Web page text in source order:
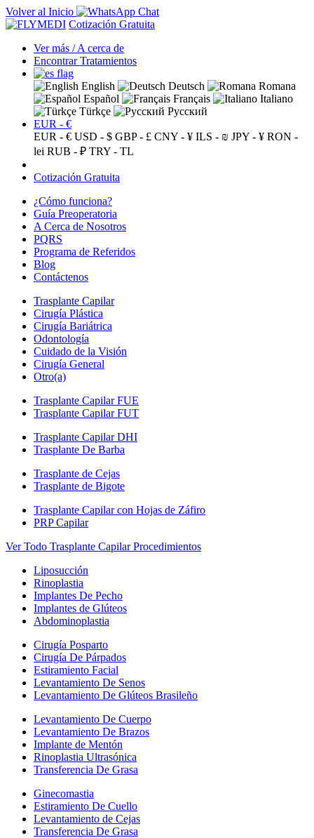
Volver al Inicio
Cotización Gratuita
Ver más / A cerca de
Encontrar Tratamientos
English Deutsch
Romana
Español
Français
Italiano
Türkçe
Русский
EUR - €
EUR - € USD - $ GBP - £ CNY - ¥ ILS - ₪ JPY - ¥ RON -
lei RUB - ₽ TRY - TL
Cotización Gratuita
¿Cómo funciona?
Guía Preoperatoria
A Cerca de Nosotros
PQRS
Programa de Referidos
Blog
Contáctenos
Trasplante Capilar
Cirugía Plástica
Cirugía Bariátrica
Odontología
Cuidado de la Visión
Cirugía General
Otro(a)
Trasplante Capilar FUE
Trasplante Capilar FUT
Trasplante Capilar DHI
Trasplante De Barba
Trasplante de Cejas
Trasplante de Bigote
Trasplante Capilar con Hojas de Záfiro
PRP Capilar
Ver Todo Trasplante Capilar Procedimientos
Liposucción
Rinoplastia
Implantes De Pecho
Implantes de Glúteos
Abdominoplastia
Cirugía Posparto
Cirugía De Párpados
Estiramiento Facial
Levantamiento De Senos
Levantamiento De Glúteos Brasileño
Levantamiento De Cuerpo
Levantamiento De Brazos
Implante de Mentón
Rinoplastia Ultrasónica
Transferencia De Grasa
Ginecomastia
Estiramiento De Cuello
Levantamiento de Cejas
Transferencia De Grasa